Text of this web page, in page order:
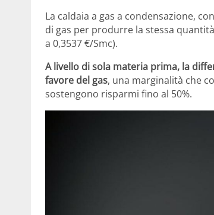
La caldaia a gas a condensazione,
di gas per produrre la stessa
a 0,3537 €/Smc).
A livello di sola materia prima, la
favore del gas, una marginalità che
sostengono risparmi fino al 50%.